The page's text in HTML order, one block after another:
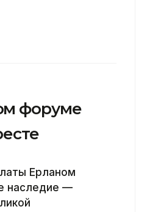
форуме
Ерланом
наследие —